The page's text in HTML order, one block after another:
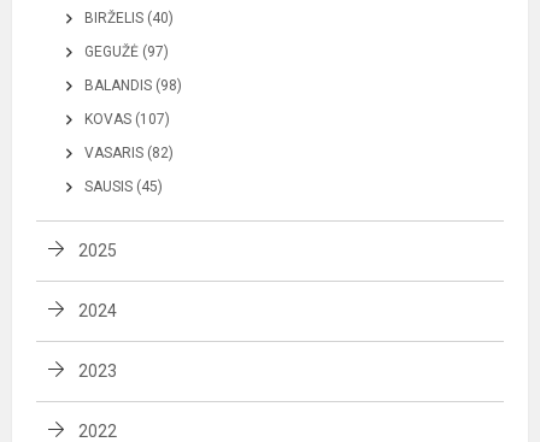
BIRŽELIS (40)
GEGUŽĖ (97)
BALANDIS (98)
KOVAS (107)
VASARIS (82)
SAUSIS (45)
2025
2024
2023
2022